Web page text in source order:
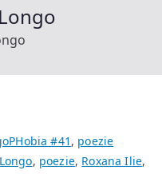
#41 , poezie
, poezie, Roxana Ilie,